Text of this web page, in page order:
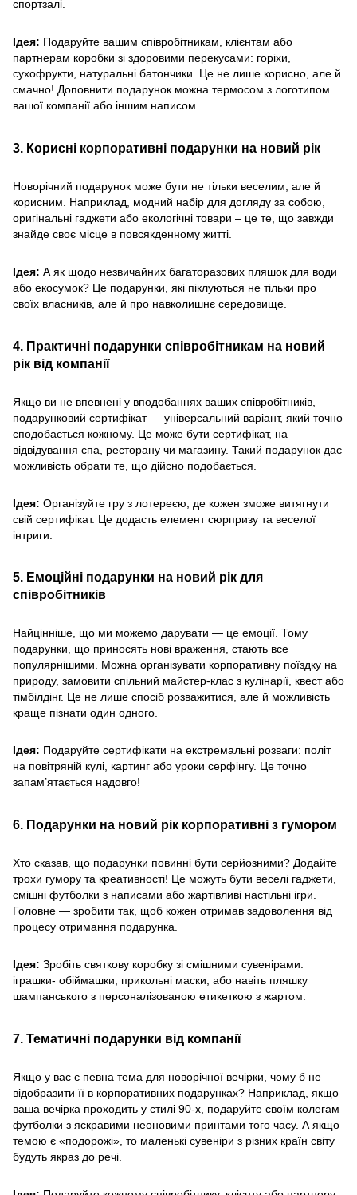
спортзалі.
Ідея: Подаруйте вашим співробітникам, клієнтам або
партнерам коробки зі здоровими перекусами: горіхи,
сухофрукти, натуральні батончики. Це не лише корисно, але й
смачно! Доповнити подарунок можна термосом з логотипом
вашої компанії або іншим написом.
3. Корисні корпоративні подарунки на новий рік
Новорічний подарунок може бути не тільки веселим, але й
корисним. Наприклад, модний набір для догляду за собою,
оригінальні гаджети або екологічні товари – це те, що завжди
знайде своє місце в повсякденному житті.
Ідея: А як щодо незвичайних багаторазових пляшок для води
або екосумок? Це подарунки, які піклуються не тільки про
своїх власників, але й про навколишнє середовище.
4. Практичні подарунки співробітникам на новий
рік від компанії
Якщо ви не впевнені у вподобаннях ваших співробітників,
подарунковий сертифікат — універсальний варіант, який точно
сподобається кожному. Це може бути сертифікат, на
відвідування спа, ресторану чи магазину. Такий подарунок дає
можливість обрати те, що дійсно подобається.
Ідея: Організуйте гру з лотереєю, де кожен зможе витягнути
свій сертифікат. Це додасть елемент сюрпризу та веселої
інтриги.
5. Емоційні подарунки на новий рік для
співробітників
Найцінніше, що ми можемо дарувати — це емоції. Тому
подарунки, що приносять нові враження, стають все
популярнішими. Можна організувати корпоративну поїздку на
природу, замовити спільний майстер-клас з кулінарії, квест або
тімбілдінг. Це не лише спосіб розважитися, але й можливість
краще пізнати один одного.
Ідея: Подаруйте сертифікати на екстремальні розваги: політ
на повітряній кулі, картинг або уроки серфінгу. Це точно
запам’ятається надовго!
6. Подарунки на новий рік корпоративні з гумором
Хто сказав, що подарунки повинні бути серйозними? Додайте
трохи гумору та креативності! Це можуть бути веселі гаджети,
смішні футболки з написами або жартівливі настільні ігри.
Головне — зробити так, щоб кожен отримав задоволення від
процесу отримання подарунка.
Ідея: Зробіть святкову коробку зі смішними сувенірами:
іграшки- обіймашки, прикольні маски, або навіть пляшку
шампанського з персоналізованою етикеткою з жартом.
7. Тематичні подарунки від компанії
Якщо у вас є певна тема для новорічної вечірки, чому б не
відобразити її в корпоративних подарунках? Наприклад, якщо
ваша вечірка проходить у стилі 90-х, подаруйте своїм колегам
футболки з яскравими неоновими принтами того часу. А якщо
темою є «подорожі», то маленькі сувеніри з різних країн світу
будуть якраз до речі.